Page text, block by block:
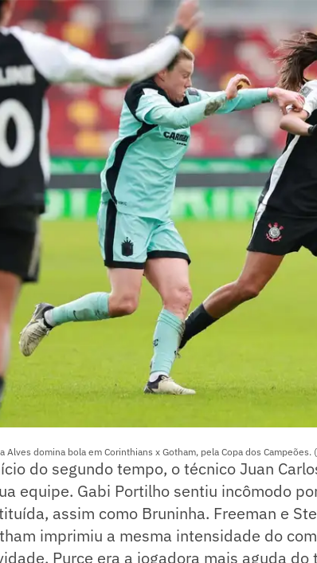
Alves domina bola em Corinthians x Gotham, pela Copa dos
do segundo tempo, o técnico Juan
equipe. Gabi Portilho sentiu incômodo
assim como Bruninha. Freeman e
imprimiu a mesma intensidade do
Purce era a jogadora mais aguda